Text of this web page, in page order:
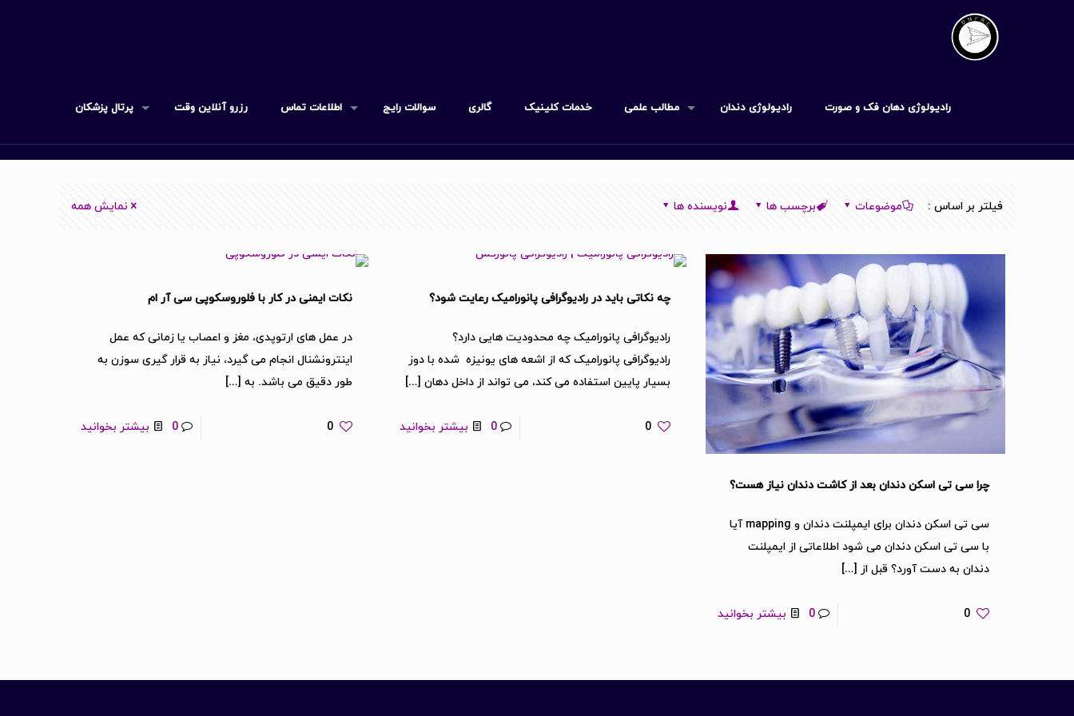
رادیولوژی دهان فک و صورت رادیولوژی دندان مطالب علمی خدمات کلینیک گالری سوالات رایج اطلاعات تماس رزرو آنلاین وقت پرتال پزشکان
فیلتر بر اساس : موضوعات برچسب ها نویسنده ها نمایش همه
چرا سی تی اسکن دندان بعد از کاشت دندان نیاز هست؟
سی تی اسکن دندان برای ایمپلنت دندان و mapping آیا
با سی تی اسکن دندان می شود اطلاعاتی از ایمپلنت
دندان به دست آورد؟ قبل از […]
0
0 بیشتر بخوانید
چه نکاتی باید در رادیوگرافی پانورامیک رعایت شود؟
رادیوگرافی پانورامیک چه محدودیت هایی دارد؟
رادیوگرافی پانورامیک که از اشعه های یونیزه شده با دوز
بسیار پایین استفاده می کند، می تواند از داخل دهان[…]
0
0 بیشتر بخوانید
نکات ایمنی در کار با فلوروسکوپی سی آر ام
در عمل های ارتوپدی، مغز و اعصاب یا زمانی که عمل
اینترونشنال انجام می گیرد، نیاز به قرار گیری سوزن به
طور دقیق می باشد. به […]
0
0 بیشتر بخوانید